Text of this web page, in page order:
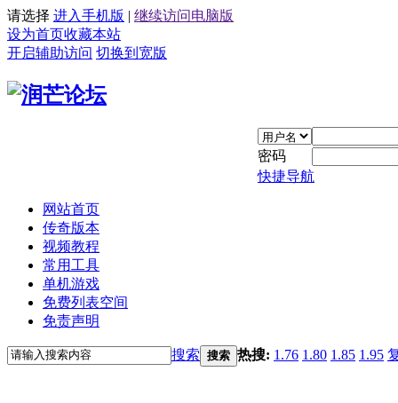
请选择 进入手机版 | 继续访问电脑版
设为首页收藏本站
开启辅助访问 切换到宽版
密码
快捷导航
网站首页
传奇版本
视频教程
常用工具
单机游戏
免费列表空间
免责声明
搜索 搜索 热搜: 1.76 1.80 1.85 1.95